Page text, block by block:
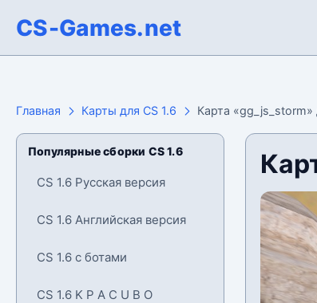
CS-Games.net
Главная Карты для CS 1.6 Карта «gg_js_storm»
Популярные сборки CS 1.6
CS 1.6 Русская версия
CS 1.6 Английская версия
CS 1.6 с ботами
CS 1.6 K P A C U B O